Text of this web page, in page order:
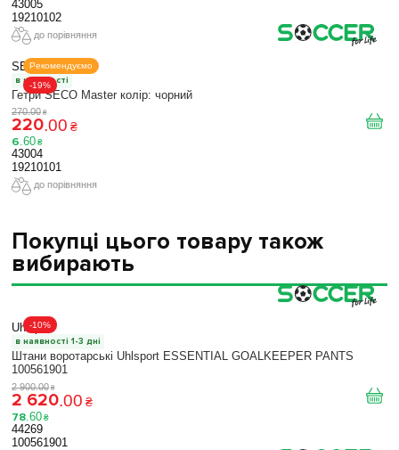
43005
19210102
до порівняння
Рекомендуємо
-19%
SECO
в наявності
Гетри SECO Master колір: чорний
270.00 ₴
220.00 ₴
6.60 ₴
43004
19210101
до порівняння
Покупці цього товару також
вибирають
-10%
Uhlsport
в наявності 1-3 дні
Штани воротарські Uhlsport ESSENTIAL GOALKEEPER PANTS
100561901
2 900.00 ₴
2 620.00 ₴
78. 60 ₴
44269
100561901